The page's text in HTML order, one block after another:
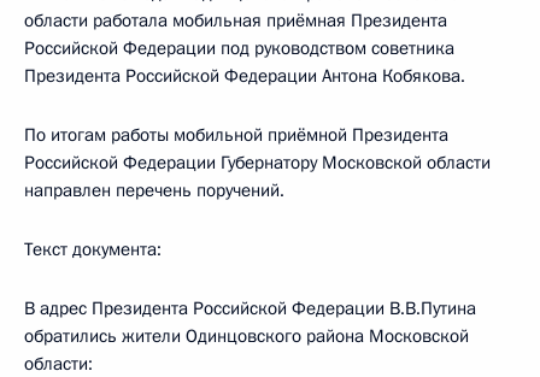
области работала мобильная приёмная Президента
Российской Федерации под руководством советника
Президента Российской Федерации Антона Кобякова.
По итогам работы мобильной приёмной Президента
Российской Федерации Губернатору Московской области
направлен перечень поручений.
Текст документа:
В адрес Президента Российской Федерации В.В.Путина
обратились жители Одинцовского района Московской
области: